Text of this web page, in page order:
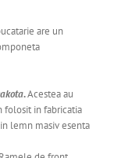
are un
.Acestea au
folosit in fabricatia
lemn masiv esenta